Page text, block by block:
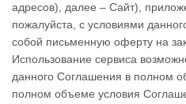
адресов), далее – Сайт),
пожалуйста, с условиями
собой письменную оферту на
Использование сервиса
данного Соглашения в полном
полном объеме условия